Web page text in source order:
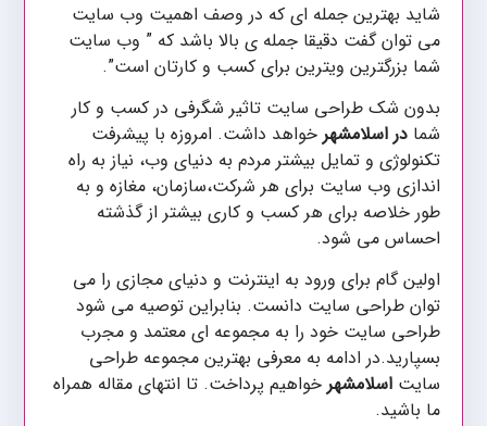
شاید بهترین جمله ای که در وصف اهمیت وب سایت
می توان گفت دقیقا جمله ی بالا باشد که ” وب سایت
شما بزرگترین ویترین برای کسب و کارتان است”.
بدون شک طراحی سایت تاثیر شگرفی در کسب و کار
شمادر اسلامشهر خواهد داشت. امروزه با پیشرفت
تکنولوژی و تمایل بیشتر مردم به دنیای وب، نیاز به راه
اندازی وب سایت برای هر شرکت،سازمان، مغازه و به
طور خلاصه برای هر کسب و کاری بیشتر از گذشته
احساس می شود.
اولین گام برای ورود به اینترنت و دنیای مجازی را می
توان طراحی سایت دانست. بنابراین توصیه می شود
طراحی سایت خود را به مجموعه ای معتمد و مجرب
بسپارید.در ادامه به معرفی بهترین مجموعه طراحی
سایتاسلامشهر خواهیم پرداخت. تا انتهای مقاله همراه
ما باشید.